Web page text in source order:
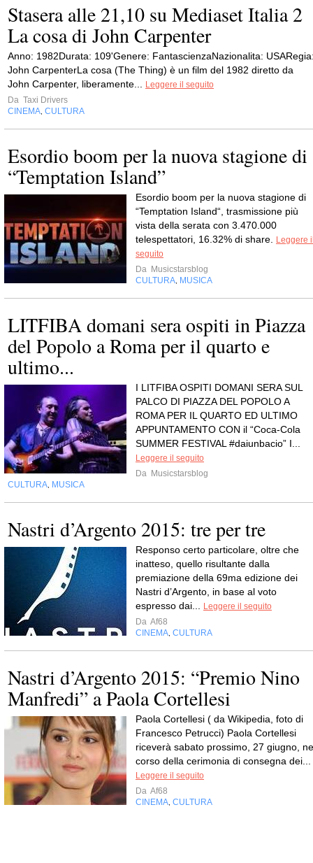
Stasera alle 21,10 su Mediaset Italia 2
La cosa di John Carpenter
Anno: 1982Durata: 109'Genere: FantascienzaNazionalita:
John CarpenterLa cosa (The Thing) è un film del 1982 diretto da
John Carpenter, liberamente...
Leggere il seguito
Da Taxi Drivers
CINEMA CULTURA
Esordio boom per la nuova stagione di
“Temptation Island”
Esordio boom per la nuova stagione di
“Temptation Island“, trasmissione più
vista della serata con 3.470.000
telespettatori, 16.32% di share.
Leggere
seguito
Da Musicstarsblog
CULTURA MUSICA
LITFIBA domani sera ospiti in Piazza
del Popolo a Roma per il quarto e
ultimo...
I LITFIBA OSPITI DOMANI SERA SUL
PALCO DI PIAZZA DEL POPOLO A
ROMA PER IL QUARTO ED ULTIMO
APPUNTAMENTO CON il “Coca-Cola
SUMMER FESTIVAL #daiunbacio” I...
Leggere il seguito
Da Musicstarsblog
CULTURA MUSICA
Nastri d’Argento 2015: tre per tre
Responso certo particolare, oltre che
inatteso, quello risultante dalla
premiazione della 69ma edizione dei
Nastri d’Argento, in base al voto
espresso dai...
Leggere il seguito
Da Af68
CINEMA CULTURA
Nastri d’Argento 2015: “Premio Nino
Manfredi” a Paola Cortellesi
Paola Cortellesi ( da Wikipedia, foto di
Francesco Petrucci) Paola Cortellesi
riceverà sabato prossimo, 27 giugno,
corso della cerimonia di consegna dei...
Leggere il seguito
Da Af68
CINEMA CULTURA